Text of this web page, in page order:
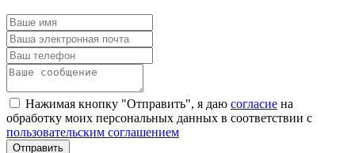
Нажимая кнопку "Отправить", я даю согласие на
обработку моих персональных данных в соответствии с
пользовательским соглашением